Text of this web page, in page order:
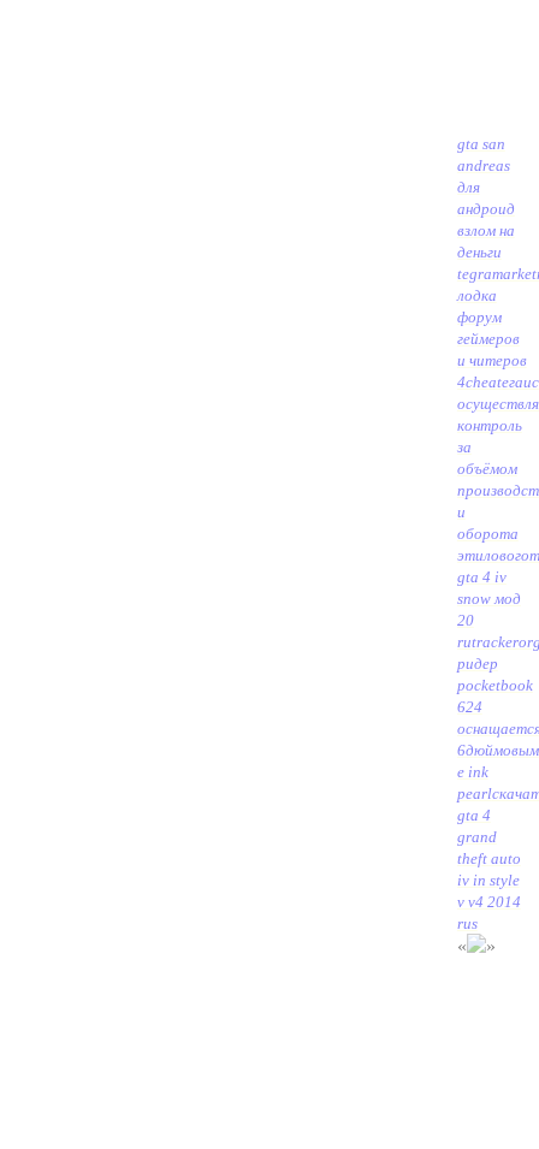
gta san
andreas
для
андроид
взлом на
деньги
лодка
форум
геймеров
и читеров
4cheatегаис
контроль
за
объёмом
и
оборота
этилового
gta 4 iv
snow мод
20
ридер
pocketbook
624
6дюймовым
e ink
pearl
gta 4
grand
theft auto
iv in style
v v4 2014
rus